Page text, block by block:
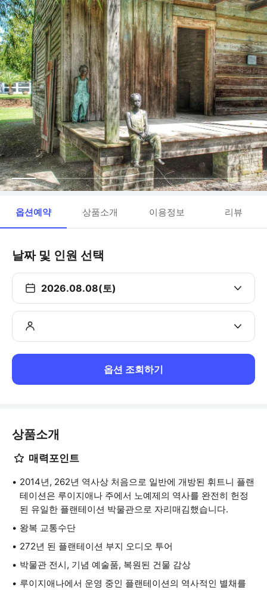
옵션예약 상품소개 이용정보 리뷰
날짜 및 인원 선택
2026.08.08(토)
옵션 조회하기
상품소개
매력포인트
2014년, 262년 역사상 처음으로 일반에 개방된 휘트니 플랜
테이션은 루이지애나 주에서 노예제의 역사를 완전히 헌정
된 유일한 플랜테이션 박물관으로 자리매김했습니다.
왕복 교통수단
272년 된 플랜테이션 부지 오디오 투어
박물관 전시, 기념 예술품, 복원된 건물 감상
루이지애나에서 운영 중인 플랜테이션의 역사적인 별채를